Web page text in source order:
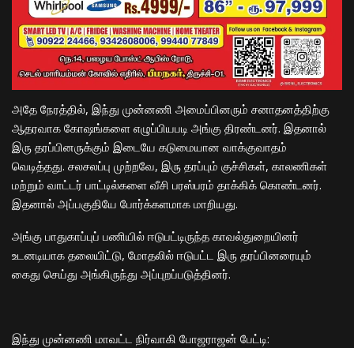
​அதே நேரத்தில், இந்து முன்னணி அமைப்பினரும் சனாதனத்திற்கு
ஆதரவாக கோஷங்களை எழுப்பியபடி அங்கு திரண்டனர். இதனால்
இரு தரப்பினருக்கும் இடையே கடுமையான வாக்குவாதம்
வெடித்தது. சலசலப்பு முற்றவே, இரு தரப்பும் குச்சிகள், காலணிகள்
மற்றும் வாட்டர் பாட்டில்களை வீசி பரஸ்பரம் தாக்கிக் கொண்டனர்.
இதனால் அப்பகுதியே போர்க்களமாக மாறியது.
​அங்கு பாதுகாப்புப் பணியில் ஈடுபட்டிருந்த காவல்துறையினர்
உடனடியாக தலையிட்டு, மோதலில் ஈடுபட்ட இரு தரப்பினரையும்
கைது செய்து அங்கிருந்து அப்புறப்படுத்தினர்.
​இந்து முன்னணி மாவட்ட நிர்வாகி போஜராஜன் பேட்டி: